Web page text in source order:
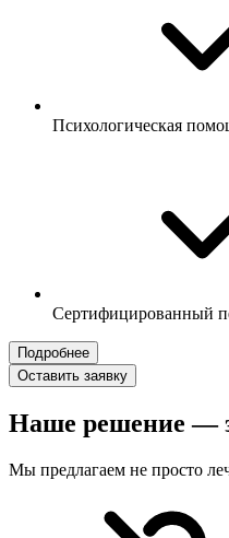
Психологическая
Сертифицированный
Подробнее
Оставить заявку
Наше решение —
Мы предлагаем не просто